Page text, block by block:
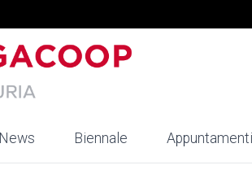
News Biennale Appuntamenti